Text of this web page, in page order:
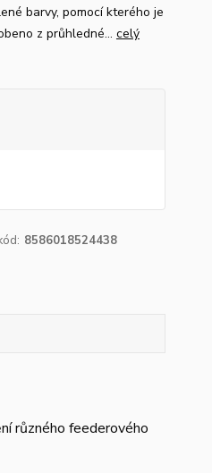
barvy, pomocí kterého je
z průhledné... celý
8586018524438
různého feederového